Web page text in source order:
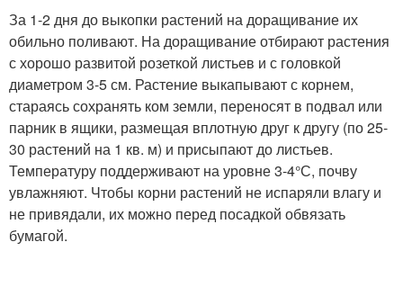
За 1-2 дня до выкопки растений на доращивание их
обильно поливают. На доращивание отбирают растения
с хорошо развитой розеткой листьев и с головкой
диаметром 3-5 см. Растение выкапывают с корнем,
стараясь сохранять ком земли, переносят в подвал или
парник в ящики, размещая вплотную друг к другу (по 25-
30 растений на 1 кв. м) и присыпают до листьев.
Температуру поддерживают на уровне 3-4°С, почву
увлажняют. Чтобы корни растений не испаряли влагу и
не привядали, их можно перед посадкой обвязать
бумагой.